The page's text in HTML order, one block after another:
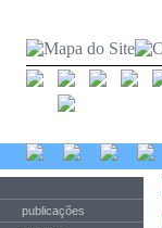
publicações